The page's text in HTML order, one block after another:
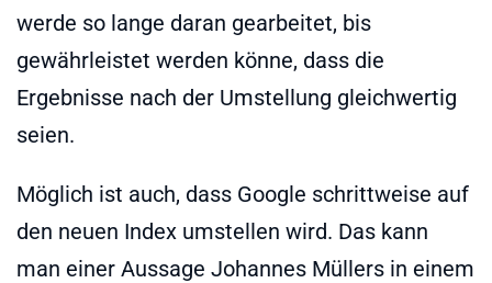
werde so lange daran gearbeitet, bis
gewährleistet werden könne, dass die
Ergebnisse nach der Umstellung gleichwertig
seien.
Möglich ist auch, dass Google schrittweise auf
den neuen Index umstellen wird. Das kann
man einer Aussage Johannes Müllers in einem